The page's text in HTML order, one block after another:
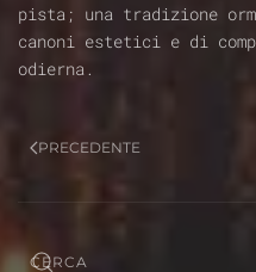
pista; una tradizione
canoni estetici e di
odierna.
PRECEDENTE